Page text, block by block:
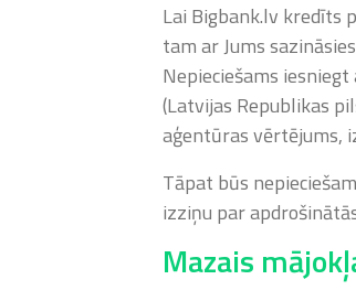
Lai Bigbank.lv kredīts
tam ar Jums
Nepieciešams
(Latvijas Republikas
aģentūras vērtējums,
Tāpat būs
izziņu par
Mazais